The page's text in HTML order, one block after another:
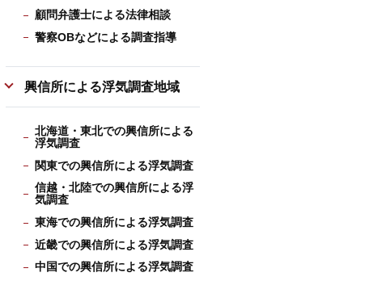
顧問弁護士による法律相談
警察OBなどによる調査指導
興信所による浮気調査地域
北海道・東北での興信所による
浮気調査
関東での興信所による浮気調査
信越・北陸での興信所による浮
気調査
東海での興信所による浮気調査
近畿での興信所による浮気調査
中国での興信所による浮気調査